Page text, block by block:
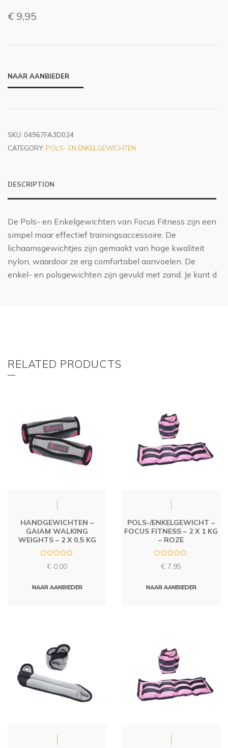
€ 9,95
NAAR AANBIEDER
SKU: 04967FA3D024
CATEGORY: POLS- EN ENKELGEWICHTEN
DESCRIPTION
De Pols- en Enkelgewichten van Focus Fitness zijn een
simpel maar effectief trainingsaccessoire. De
lichaamsgewichtjes zijn gemaakt van hoge kwaliteit
nylon, waardoor ze erg comfortabel aanvoelen. De
enkel- en polsgewichten zijn gevuld met zand. Je kunt d
RELATED PRODUCTS
HANDGEWICHTEN –
GAIAM WALKING
WEIGHTS – 2 X 0,5 KG
d
€ 0,00
NAAR AANBIEDER
POLS-/ENKELGEWICHT –
FOCUS FITNESS – 2 X 1 KG
– ROZE
d
€ 7,95
NAAR AANBIEDER